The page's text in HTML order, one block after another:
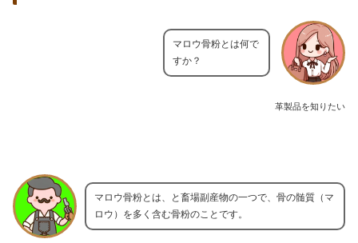
革製品を知りたい
マロウ骨粉とは何で
すか？
マロウ骨粉とは、と畜場副産物の一つで、骨の髄質（マ
ロウ）を多く含む骨粉のことです。